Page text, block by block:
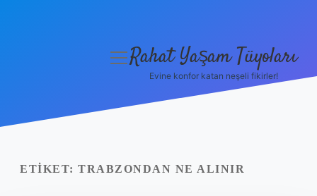
Yasal Uyarı
menüyü
Rahat Yaşam Tüyoları
Evine konfor katan neşeli fikirler!
ETIKET: TRABZONDAN NE ALINIR